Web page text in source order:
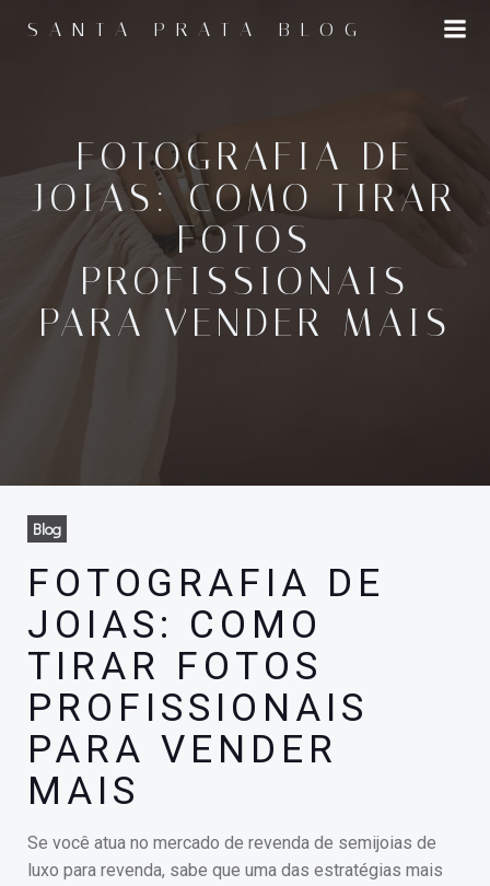
para
SANTA PRATA BLOG
FOTOGRAFIA DE
JOIAS: COMO TIRAR
FOTOS
PROFISSIONAIS
PARA VENDER MAIS
Blog
FOTOGRAFIA DE
JOIAS: COMO
TIRAR FOTOS
PROFISSIONAIS
PARA VENDER
MAIS
Se você atua no mercado de revenda de semijoias de
luxo para revenda, sabe que uma das estratégias mais